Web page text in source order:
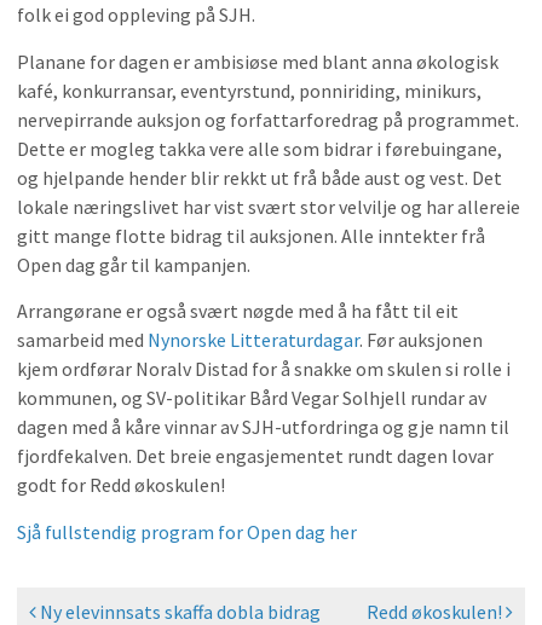
folk ei god oppleving på SJH.
Planane for dagen er ambisiøse med blant anna økologisk
kafé, konkurransar, eventyrstund, ponniriding, minikurs,
nervepirrande auksjon og forfattarforedrag på programmet.
Dette er mogleg takka vere alle som bidrar i førebuingane,
og hjelpande hender blir rekkt ut frå både aust og vest. Det
lokale næringslivet har vist svært stor velvilje og har allereie
gitt mange flotte bidrag til auksjonen. Alle inntekter frå
Open dag går til kampanjen.
Arrangørane er også svært nøgde med å ha fått til eit
samarbeid med Nynorske Litteraturdagar. Før auksjonen
kjem ordførar Noralv Distad for å snakke om skulen si rolle i
kommunen, og SV-politikar Bård Vegar Solhjell rundar av
dagen med å kåre vinnar av SJH-utfordringa og gje namn til
fjordfekalven. Det breie engasjementet rundt dagen lovar
godt for Redd økoskulen!
Sjå fullstendig program for Open dag her
Ny elevinnsats skaffa dobla bidrag Redd økoskulen!